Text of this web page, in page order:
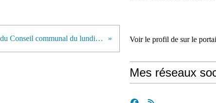
Séance du Conseil communal du lundi 29 mai 2017. Voir le profil de sur le
Mes réseaux